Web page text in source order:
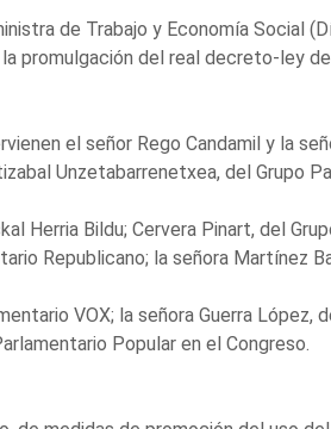
de Trabajo y Economía Social
promulgación del real decreto-ley
el señor Rego Candamil y la
Unzetabarrenetxea, del Grupo
Herria Bildu; Cervera Pinart, del
Republicano; la señora Martínez
VOX; la señora Guerra López,
Popular en el Congreso.